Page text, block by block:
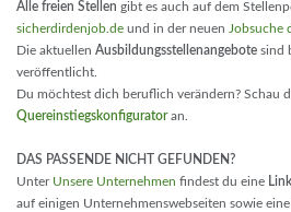
Alle freien Stellen gibt es auch auf dem
sicherdirdenjob.de und in der neuen Jobsuche
Die aktuellen Ausbildungsstellenangebote sind
veröffentlicht.
Du möchtest dich beruflich verändern? Schau
Quereinstiegskonfiguratoran.
DAS PASSENDE NICHT GEFUNDEN?
Unter Unsere Unternehmen findest du eine
auf einigen Unternehmenswebseiten sowie